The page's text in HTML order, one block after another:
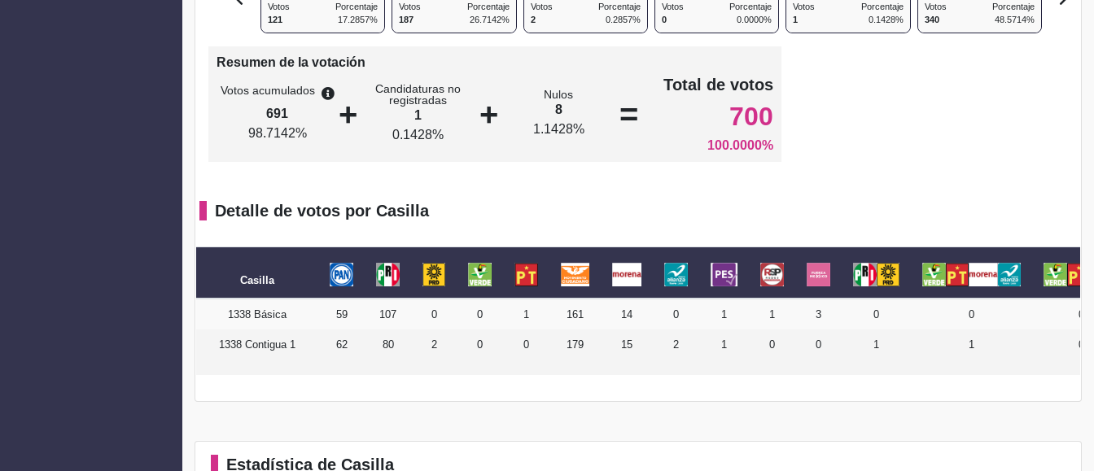
Votos
121
Porcentaje
17.2857%
Votos
187
Porcentaje
26.7142%
Votos
2
Porcentaje
0.2857%
Votos
0
Porcentaje
0.0000%
Votos
1
Porcentaje
0.1428%
Votos
340
Porcentaje
48.5714%
Votos
Resumen de la votación
Votos acumulados
691
98.7142%
+
Candidaturas no
registradas
1
0.1428%
+
Nulos
8
1.1428%
=
Total de votos
700
100.0000%
Detalle de votos por Casilla
Casilla
1338 Básica 59 107 0 0 1 161 14 0 1 1 3 0 0 0
1338 Contigua 1 62 80 2 0 0 179 15 2 1 0 0 1 1 0
Estadística de Casilla